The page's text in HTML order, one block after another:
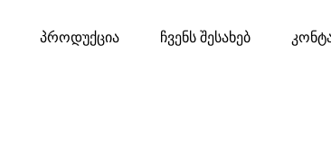
პროდუქცია ჩვენს შესახებ